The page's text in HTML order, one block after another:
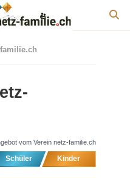
vom Verein netz-familie.ch
Schüler Kinder